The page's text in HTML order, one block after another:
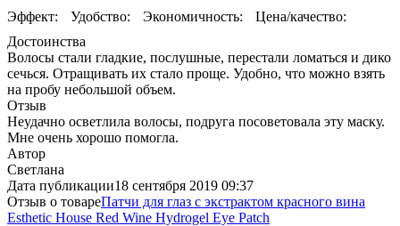
Эффект:
Удобство: Экономичность:
Цена/качество:
Достоинства
Волосы стали гладкие, послушные, перестали ломаться и дико
сечься. Отращивать их стало проще. Удобно, что можно взять
на пробу небольшой объем.
Отзыв
Неудачно осветлила волосы, подруга посоветовала эту маску.
Мне очень хорошо помогла.
Автор
Светлана
Дата публикации18 сентября 2019 09:37
Отзыв о товареПатчи для глаз с экстрактом красного вина
Esthetic House Red Wine Hydrogel Eye Patch